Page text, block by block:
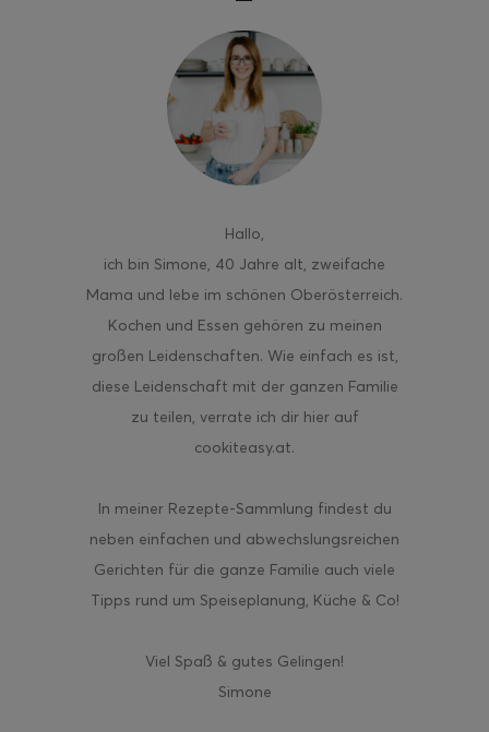
Hallo,
ich bin Simone, 40 Jahre alt, zweifache
Mama und lebe im schönen Oberösterreich.
Kochen und Essen gehören zu meinen
großen Leidenschaften. Wie einfach es ist,
diese Leidenschaft mit der ganzen Familie
zu teilen, verrate ich dir hier auf
cookiteasy.at.
In meiner Rezepte-Sammlung findest du
neben einfachen und abwechslungsreichen
Gerichten für die ganze Familie auch viele
Tipps rund um Speiseplanung, Küche & Co!
Viel Spaß & gutes Gelingen!
Simone